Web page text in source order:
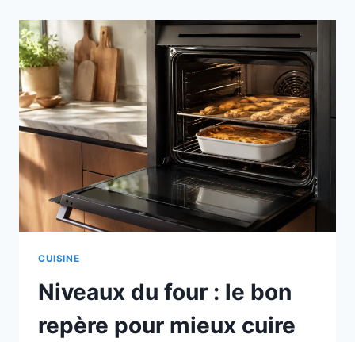
L’ASTUCE
SIMPLE
POUR
GARDER
UN
GOÛT
INTENSE
CUISINE
Niveaux du four : le bon
repère pour mieux cuire